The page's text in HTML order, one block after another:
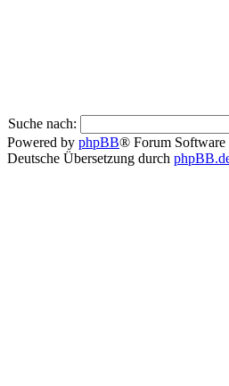
Suche nach:
Powered by phpBB® Forum
Deutsche Übersetzung durch